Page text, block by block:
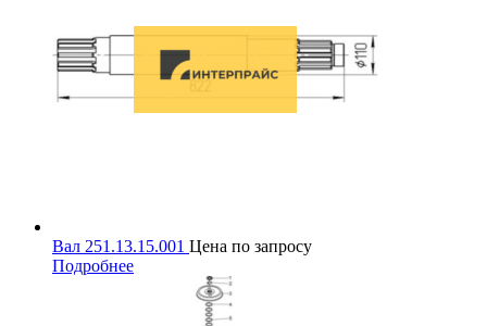
Вал 251.13.15.001 Цена по запросу
Подробнее